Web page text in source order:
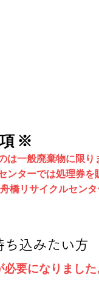
※
は一般廃棄物に限
ンターでは処理券
橋リサイクルセンタ
ち込みたい方
要になりました